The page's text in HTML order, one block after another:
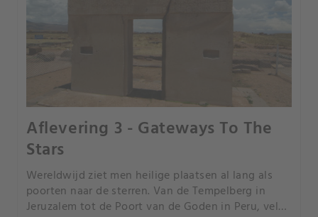
Aflevering 3 - Gateways To The
Stars
Wereldwijd ziet men heilige plaatsen al lang als
poorten naar de sterren. Van de Tempelberg in
Jeruzalem tot de Poort van de Goden in Peru, vele